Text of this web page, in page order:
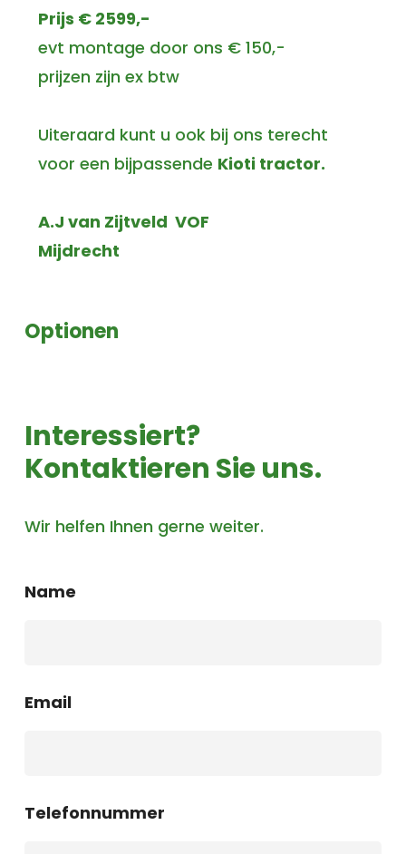
Prijs € 2599,-
evt montage door ons € 150,-
prijzen zijn ex btw
Uiteraard kunt u ook bij ons terecht
voor een bijpassende Kioti tractor.
A.J van Zijtveld VOF
Mijdrecht
Optionen
Interessiert?
Kontaktieren Sie uns.
Wir helfen Ihnen gerne weiter.
Name
Email
Telefonnummer